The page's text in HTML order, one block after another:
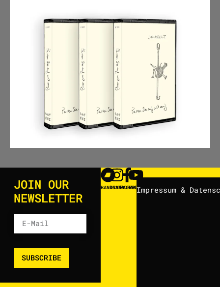
JOIN OUR
NEWSLETTER
SUBSCRIBE
BANDCAMP
INSTAGRAM
FACEBOOK
YOUTUBE
Impressum &